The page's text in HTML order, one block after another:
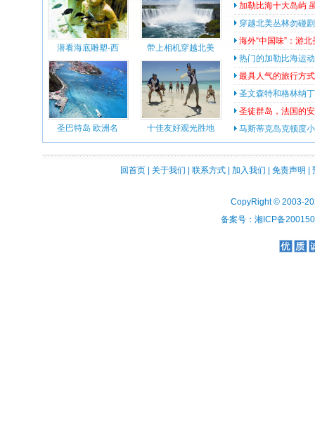
潜看海底雕塑-西 带上相机穿越北美
圣巴特岛 欧洲名 十佳友好观光胜地
加勒比海十大岛屿
穿越北美丛林勿碰
海外“中国味”：游
热门的加勒比海运
最具人气的旅行方
圣文森特和格林纳
圣徒群岛，法国的
马斯蒂克岛克顿度
回首页| 关于我们 联系方式| 加入我们 免责声明
CopyRight © 2003-
备案号：湘ICP备